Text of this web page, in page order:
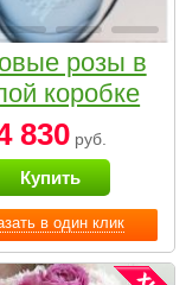
в один клик
розы в
коробке
830руб.
Купить